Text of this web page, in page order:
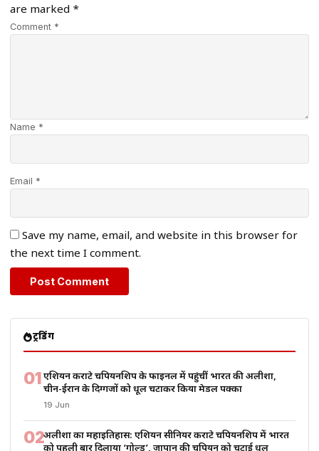
are marked *
Comment *
Name *
Email *
Save my name, email, and website in this browser for
the next time I comment.
ट्रेंडिंग
01एशियन कराटे चैंपियनशिप के फाइनल में पहुंचीं भारत की अलीशा,
चीन-ईरान के दिग्गजों को धूल चटाकर किया मेडल पक्का
19 Jun
02अलीशा का महाइतिहास: एशियन सीनियर कराटे चैंपियनशिप में भारत
को पहली बार दिलाया ‘गोल्ड’, जापान की चैंपियन को चटाई धूल